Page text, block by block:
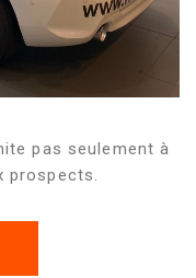
pas seulement à
prospects.